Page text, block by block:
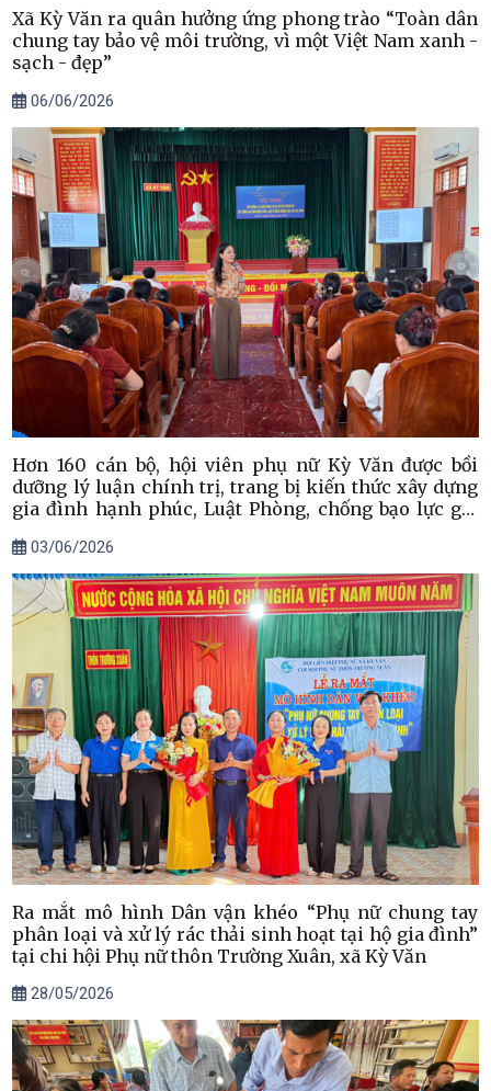
Xã Kỳ Văn ra quân hưởng ứng phong trào “Toàn dân
chung tay bảo vệ môi trường, vì một Việt Nam xanh -
sạch - đẹp”
06/06/2026
Hơn 160 cán bộ, hội viên phụ nữ Kỳ Văn được bồi
dưỡng lý luận chính trị, trang bị kiến thức xây dựng
gia đình hạnh phúc, Luật Phòng, chống bạo lực gia
03/06/2026
Ra mắt mô hình Dân vận khéo “Phụ nữ chung tay
phân loại và xử lý rác thải sinh hoạt tại hộ gia đình”
tại chi hội Phụ nữ thôn Trường Xuân, xã Kỳ Văn
28/05/2026